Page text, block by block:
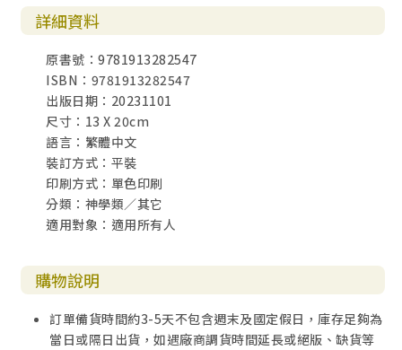
詳細資料
原書號：9781913282547
ISBN：9781913282547
出版日期：20231101
尺寸：13 X 20cm
語言：繁體中文
裝訂方式：平裝
印刷方式：單色印刷
分類：神學類／其它
適用對象：適用所有人
購物說明
訂單備貨時間約3-5天不包含週末及國定假日，庫存足夠為
當日或隔日出貨，如遇廠商調貨時間延長或絕版、缺貨等